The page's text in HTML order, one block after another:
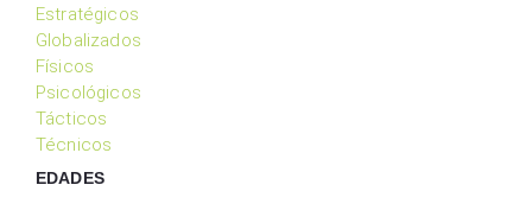
Estratégicos
Globalizados
Físicos
Psicológicos
Tácticos
Técnicos
EDADES